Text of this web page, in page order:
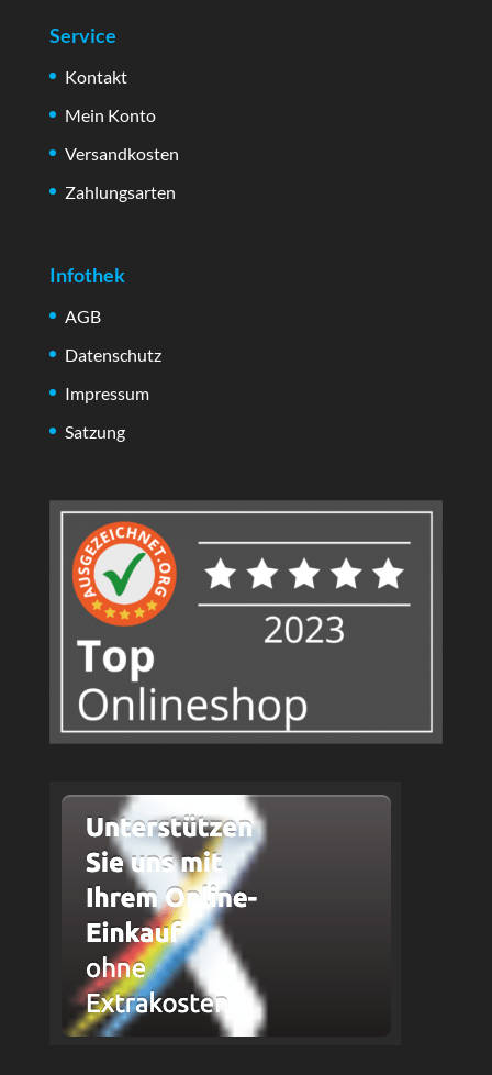
Service
Kontakt
Mein Konto
Versandkosten
Zahlungsarten
Infothek
AGB
Datenschutz
Impressum
Satzung